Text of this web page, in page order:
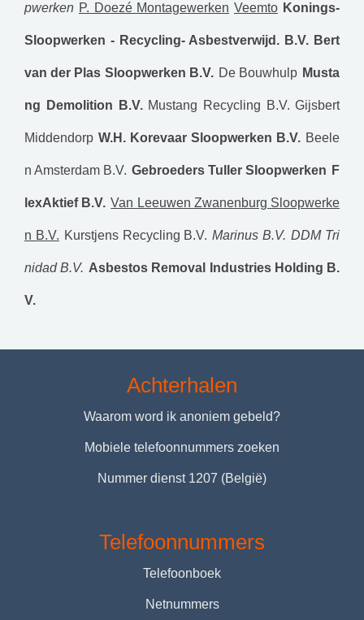
pwerken P. Doezé Montagewerken Veemto Konings-
Sloopwerken - Recycling- Asbestverwijd. B.V. Bert
van der Plas Sloopwerken B.V. De Bouwhulp Musta
ng Demolition B.V. Mustang Recycling B.V. Gijsbert
Middendorp W.H. Korevaar Sloopwerken B.V. Beele
n Amsterdam B.V. Gebroeders Tuller Sloopwerken F
lexAktief B.V. Van Leeuwen Zwanenburg Sloopwerke
n B.V. Kurstjens Recycling B.V. Marinus B.V. DDM Tri
nidad B.V. Asbestos Removal Industries Holding B.
V.
Achterhalen
Waarom word ik anoniem gebeld?
Mobiele telefoonnummers zoeken
Nummer dienst 1207 (België)
Telefoonnummers
Telefoonboek
Netnummers